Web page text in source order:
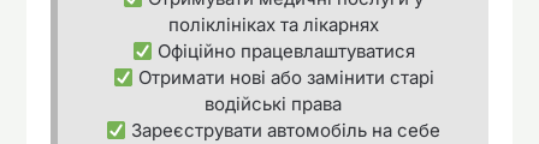
поліклініках та лікарнях
Офіційно працевлаштуватися
Отримати нові або замінити старі
водійські права
Зареєструвати автомобіль на себе